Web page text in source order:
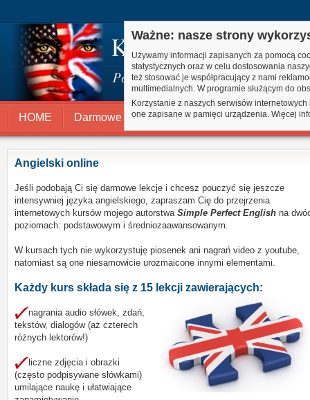
HOME Darmowe lekcje Angielski online
Angielski online
Jeśli podobają Ci się darmowe lekcje i chcesz pouczyć się jeszcze
intensywniej języka angielskiego, zapraszam Cię do przejrzenia
internetowych kursów mojego autorstwa Simple Perfect English na
poziomach: podstawowym i średniozaawansowanym.
W kursach tych nie wykorzystuję piosenek ani nagrań video z youtube,
natomiast są one niesamowicie urozmaicone innymi elementami.
Każdy kurs składa się z 15 lekcji zawierających:
nagrania audio słówek, zdań,
tekstów, dialogów (aż czterech
różnych lektorów!)
liczne zdjęcia i obrazki
(często podpisywane słówkami)
umilające naukę i ułatwiające
Ważne: nasze strony
Używamy informacji zapisanych za pomocą
statystycznych oraz w celu dostosowania
też stosować je współpracujący z nami
multimedialnych. W programie służącym do
Korzystanie z naszych serwisów
one zapisane w pamięci urządzenia. Więcej